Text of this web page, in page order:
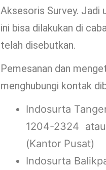
Aksesoris Survey. Jadi
ini bisa dilakukan di
telah disebutkan.
Pemesanan dan
menghubungi kontak
Indosurta
1204-2324
(Kantor Pusat)
Indosurta